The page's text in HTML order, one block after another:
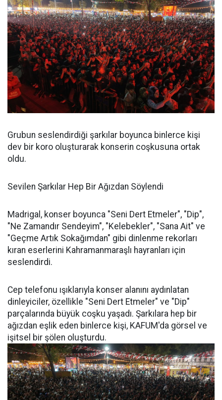
Grubun seslendirdiği şarkılar boyunca binlerce kişi
dev bir koro oluşturarak konserin coşkusuna ortak
oldu.
Sevilen Şarkılar Hep Bir Ağızdan Söylendi
Madrigal, konser boyunca "Seni Dert Etmeler", "Dip",
"Ne Zamandır Sendeyim", "Kelebekler", "Sana Ait" ve
"Geçme Artık Sokağımdan" gibi dinlenme rekorları
kıran eserlerini Kahramanmaraşlı hayranları için
seslendirdi.
Cep telefonu ışıklarıyla konser alanını aydınlatan
dinleyiciler, özellikle "Seni Dert Etmeler" ve "Dip"
parçalarında büyük coşku yaşadı. Şarkılara hep bir
ağızdan eşlik eden binlerce kişi, KAFUM'da görsel ve
işitsel bir şölen oluşturdu.